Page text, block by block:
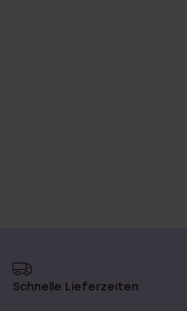
Schnelle Lieferzeiten